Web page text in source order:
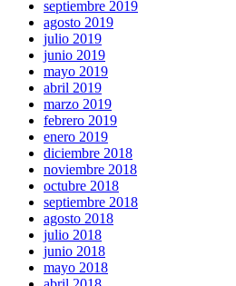
septiembre 2019
agosto 2019
julio 2019
junio 2019
mayo 2019
abril 2019
marzo 2019
febrero 2019
enero 2019
diciembre 2018
noviembre 2018
octubre 2018
septiembre 2018
agosto 2018
julio 2018
junio 2018
mayo 2018